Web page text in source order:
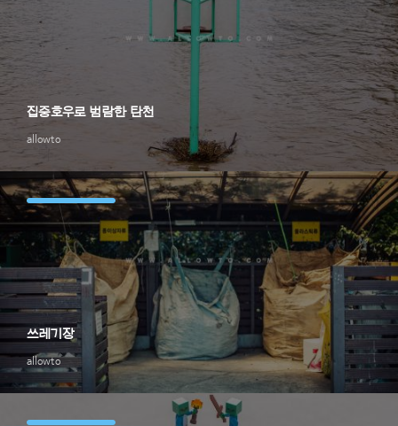
allowto
집중호우로 범람한 탄천
allowto
쓰레기장